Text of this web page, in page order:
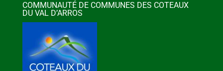
COMMUNAUTÉ DE COMMUNES DES COTEAUX
DU VAL D’ARROS